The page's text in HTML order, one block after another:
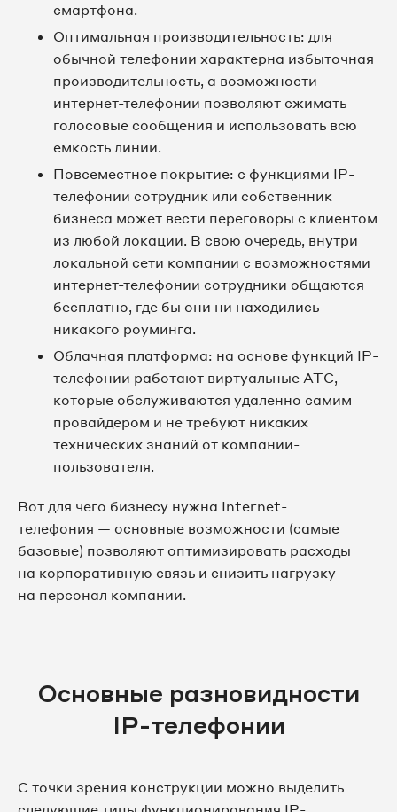
смартфона.
Оптимальная производительность: для
обычной телефонии характерна избыточная
производительность, а возможности
интернет-телефонии позволяют сжимать
голосовые сообщения и использовать всю
емкость линии.
Повсеместное покрытие: с функциями IP-
телефонии сотрудник или собственник
бизнеса может вести переговоры с клиентом
из любой локации. В свою очередь, внутри
локальной сети компании с возможностями
интернет-телефонии сотрудники общаются
бесплатно, где бы они ни находились —
никакого роуминга.
Облачная платформа: на основе функций IP-
телефонии работают виртуальные АТС,
которые обслуживаются удаленно самим
провайдером и не требуют никаких
технических знаний от компании-
пользователя.
Вот для чего бизнесу нужна Internet-
телефония — основные возможности (самые
базовые) позволяют оптимизировать расходы
на корпоративную связь и снизить нагрузку
на персонал компании.
Основные разновидности
IP-телефонии
С точки зрения конструкции можно выделить